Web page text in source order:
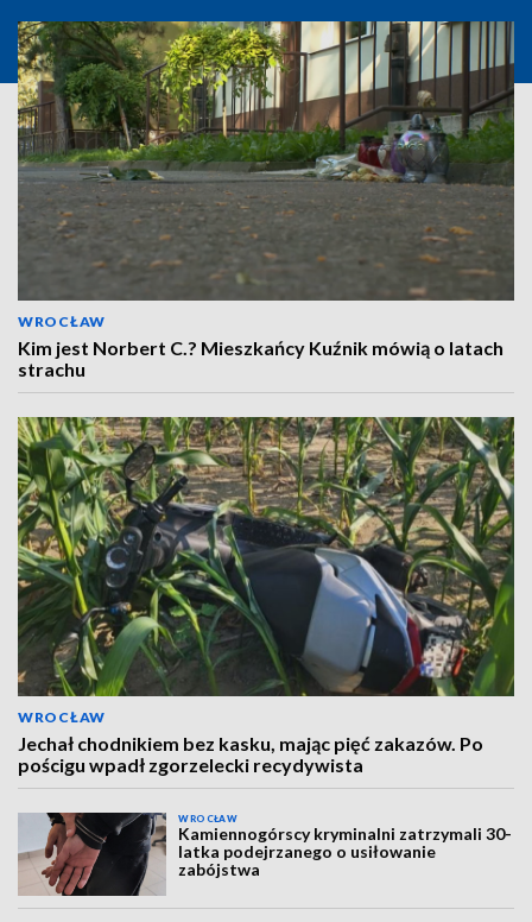
WROCŁAW
Kim jest Norbert C.? Mieszkańcy Kuźnik mówią o latach
strachu
WROCŁAW
Jechał chodnikiem bez kasku, mając pięć zakazów. Po
pościgu wpadł zgorzelecki recydywista
WROCŁAW
Kamiennogórscy kryminalni zatrzymali 30-
latka podejrzanego o usiłowanie
zabójstwa